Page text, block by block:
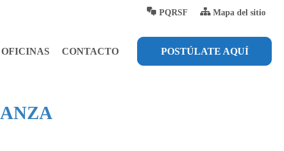
PQRSF Mapa del sitio
OFICINAS CONTACTO POSTÚLATE AQUÍ